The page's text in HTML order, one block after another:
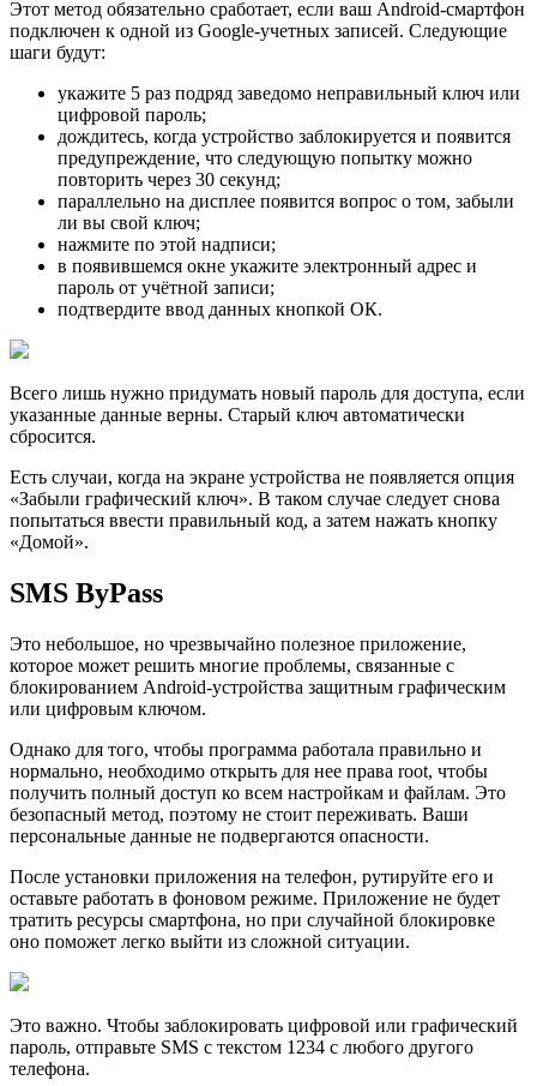
Этот метод обязательно сработает, если ваш Android-смартфон
подключен к одной из Google-учетных записей. Следующие
шаги будут:
укажите 5 раз подряд заведомо неправильный ключ или
цифровой пароль;
дождитесь, когда устройство заблокируется и появится
предупреждение, что следующую попытку можно
повторить через 30 секунд;
параллельно на дисплее появится вопрос о том, забыли
ли вы свой ключ;
нажмите по этой надписи;
в появившемся окне укажите электронный адрес и
пароль от учётной записи;
подтвердите ввод данных кнопкой ОК.
Всего лишь нужно придумать новый пароль для доступа, если
указанные данные верны. Старый ключ автоматически
сбросится.
Есть случаи, когда на экране устройства не появляется опция
«Забыли графический ключ». В таком случае следует снова
попытаться ввести правильный код, а затем нажать кнопку
«Домой».
SMS ByPass
Это небольшое, но чрезвычайно полезное приложение,
которое может решить многие проблемы, связанные с
блокированием Android-устройства защитным графическим
или цифровым ключом.
Однако для того, чтобы программа работала правильно и
нормально, необходимо открыть для нее права root, чтобы
получить полный доступ ко всем настройкам и файлам. Это
безопасный метод, поэтому не стоит переживать. Ваши
персональные данные не подвергаются опасности.
После установки приложения на телефон, рутируйте его и
оставьте работать в фоновом режиме. Приложение не будет
тратить ресурсы смартфона, но при случайной блокировке
оно поможет легко выйти из сложной ситуации.
Это важно. Чтобы заблокировать цифровой или графический
пароль, отправьте SMS с текстом 1234 с любого другого
телефона.